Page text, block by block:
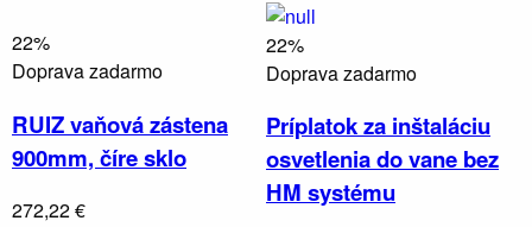
22%
Doprava zadarmo
RUIZ vaňová zástena
900mm, číre sklo
272,22 €
22%
Doprava zadarmo
Príplatok za inštaláciu
osvetlenia do vane bez
HM systému